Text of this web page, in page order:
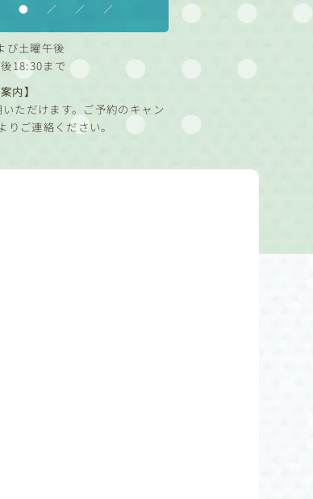
● ／ ／ ／
び土曜午後
18:30まで
内】
ただけます。ご予約のキャン
ご連絡ください。